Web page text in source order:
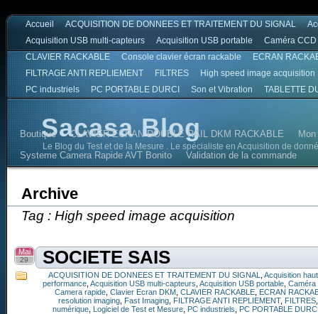
Accueil ACQUISITION DE DONNEES ET TRAITEMENT DU SIGNAL
Acquisition USB multi-capteurs
Acquisition USB portable
Caméra CCD
CLAVIER RACKABLE
Console clavier écran rackable
ECRAN
FILTRAGE ANTI REPLIEMENT
FILTRES
High speed image acquisition
PC industriels
PC PORTABLE DURCI Son et Vibration TABLETTE
Sacasa Blog
Le Blog du Test et de la Mesure . Le spécialiste en Acquisition de
Boutique CLAVIER ECRAN DOUBLE RAIL DKM RACKABLE
Systeme Camera Rapide AVT Bonito
Validation de la commande
Archive
Tag : High speed image acquisition
SOCIETE SAIS
Mai
29
ACQUISITION DE DONNEES ET TRAITEMENT DU SIGNAL
Acquisition
performance Acquisition USB multi-capteurs Acquisition USB portable Caméra
Camera rapide Clavier Ecran DKM CLAVIER RACKABLE ECRAN
resolution imaging Fast Imaging FILTRAGE ANTI REPLIEMENT, FILTRES
numérique Logiciel de Test et Mesure PC industriels PC PORTABLE